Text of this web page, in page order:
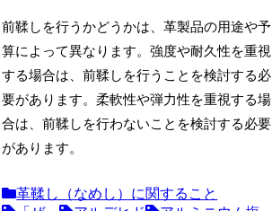
前鞣しを行うかどうかは、革製品の用途や予
算によって異なります。強度や耐久性を重視
する場合は、前鞣しを行うことを検討する必
要があります。柔軟性や弾力性を重視する場
合は、前鞣しを行わないことを検討する必要
があります。
革鞣し（なめし）に関すること